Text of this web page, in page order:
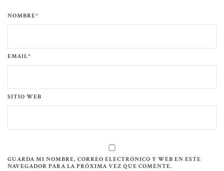
NOMBRE*
EMAIL*
SITIO WEB
GUARDA MI NOMBRE, CORREO ELECTRÓNICO Y WEB EN ESTE
NAVEGADOR PARA LA PRÓXIMA VEZ QUE COMENTE.